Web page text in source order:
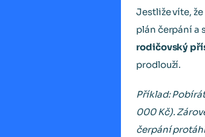
Jestliže víte,
plán čerpání a
rodičovský
prodlouží.
Příklad:
000 Kč).
čerpání